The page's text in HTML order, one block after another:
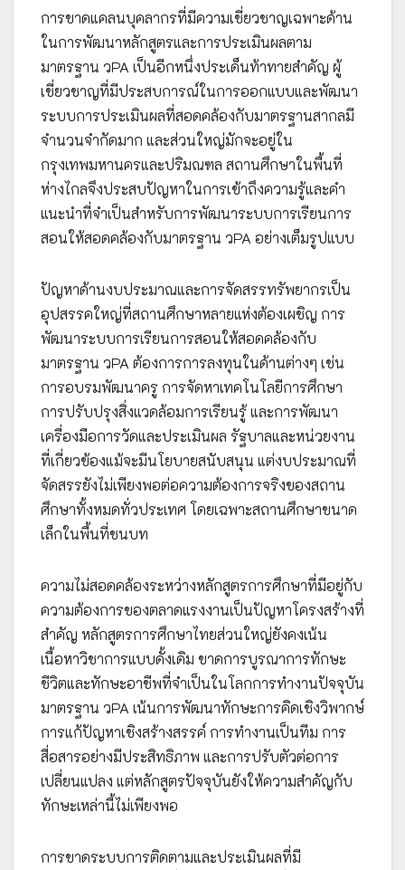
การขาดแคลนบุคลากรที่มีความเชี่ยวชาญเฉพาะด้าน
ในการพัฒนาหลักสูตรและการประเมินผลตาม
มาตรฐาน วPA เป็นอีกหนึ่งประเด็นท้าทายสำคัญ ผู้
เชี่ยวชาญที่มีประสบการณ์ในการออกแบบและพัฒนา
ระบบการประเมินผลที่สอดคล้องกับมาตรฐานสากลมี
จำนวนจำกัดมาก และส่วนใหญ่มักจะอยู่ใน
กรุงเทพมหานครและปริมณฑล สถานศึกษาในพื้นที่
ห่างไกลจึงประสบปัญหาในการเข้าถึงความรู้และคำ
แนะนำที่จำเป็นสำหรับการพัฒนาระบบการเรียนการ
สอนให้สอดคล้องกับมาตรฐาน วPA อย่างเต็มรูปแบบ
ปัญหาด้านงบประมาณและการจัดสรรทรัพยากรเป็น
อุปสรรคใหญ่ที่สถานศึกษาหลายแห่งต้องเผชิญ การ
พัฒนาระบบการเรียนการสอนให้สอดคล้องกับ
มาตรฐาน วPA ต้องการการลงทุนในด้านต่างๆ เช่น
การอบรมพัฒนาครู การจัดหาเทคโนโลยีการศึกษา
การปรับปรุงสิ่งแวดล้อมการเรียนรู้ และการพัฒนา
เครื่องมือการวัดและประเมินผล รัฐบาลและหน่วยงาน
ที่เกี่ยวข้องแม้จะมีนโยบายสนับสนุน แต่งบประมาณที่
จัดสรรยังไม่เพียงพอต่อความต้องการจริงของสถาน
ศึกษาทั้งหมดทั่วประเทศ โดยเฉพาะสถานศึกษาขนาด
เล็กในพื้นที่ชนบท
ความไม่สอดคล้องระหว่างหลักสูตรการศึกษาที่มีอยู่กับ
ความต้องการของตลาดแรงงานเป็นปัญหาโครงสร้างที่
สำคัญ หลักสูตรการศึกษาไทยส่วนใหญ่ยังคงเน้น
เนื้อหาวิชาการแบบดั้งเดิม ขาดการบูรณาการทักษะ
ชีวิตและทักษะอาชีพที่จำเป็นในโลกการทำงานปัจจุบัน
มาตรฐาน วPA เน้นการพัฒนาทักษะการคิดเชิงวิพากษ์
การแก้ปัญหาเชิงสร้างสรรค์ การทำงานเป็นทีม การ
สื่อสารอย่างมีประสิทธิภาพ และการปรับตัวต่อการ
เปลี่ยนแปลง แต่หลักสูตรปัจจุบันยังให้ความสำคัญกับ
ทักษะเหล่านี้ไม่เพียงพอ
การขาดระบบการติดตามและประเมินผลที่มี